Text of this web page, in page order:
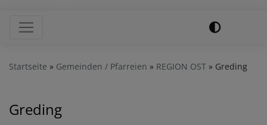
Hauptnavigation
Startseite Gemeinden / Pfarreien REGION OST Greding
Greding